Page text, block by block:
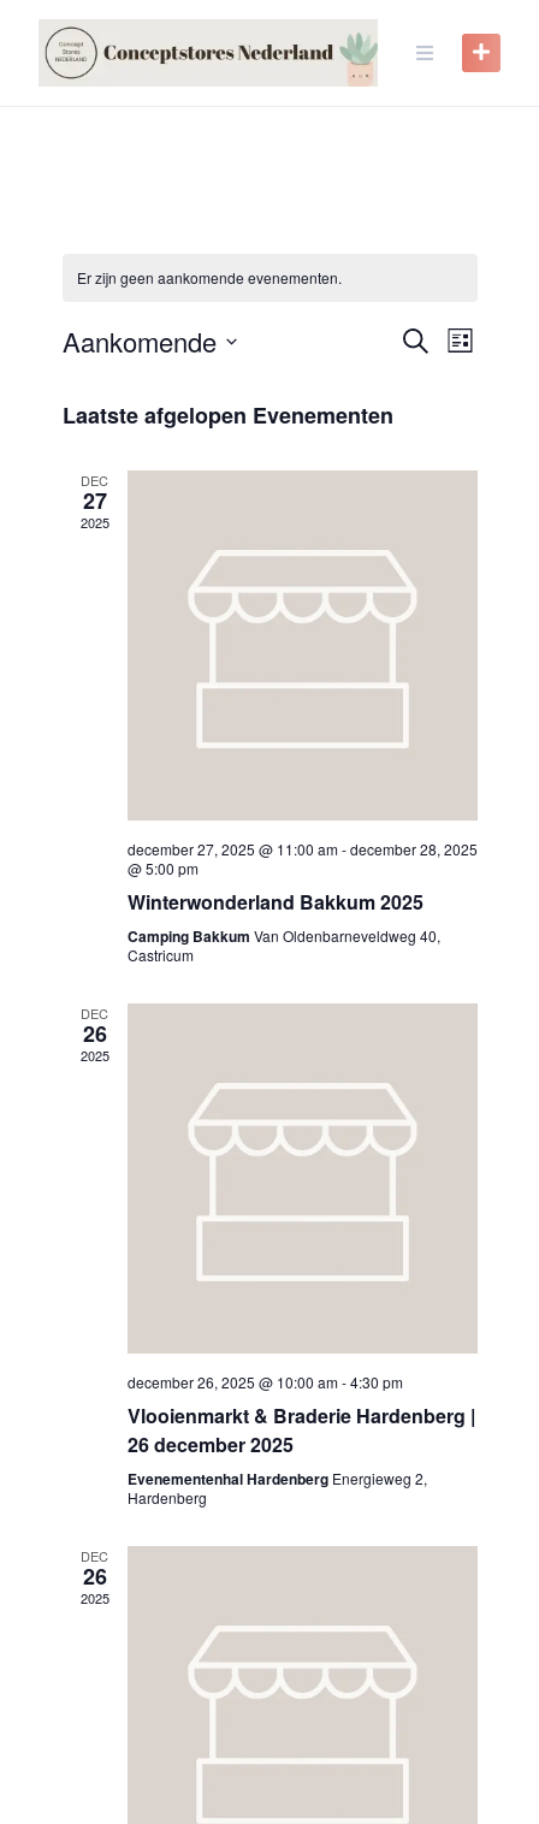
content
Er zijn geen aankomende evenementen.
Zoeken
Lijst
Aankomende
een
datum.
Laatste afgelopen Evenementen
DEC
27
2025
december 27, 2025 @ 11:00 am-december 28, 2025
@ 5:00 pm
Winterwonderland Bakkum 2025
Camping Bakkum Van Oldenbarneveldweg 40,
Castricum
DEC
26
2025
december 26, 2025 @ 10:00 am-4:30 pm
Vlooienmarkt & Braderie Hardenberg |
26 december 2025
Evenementenhal Hardenberg Energieweg 2,
Hardenberg
DEC
26
2025